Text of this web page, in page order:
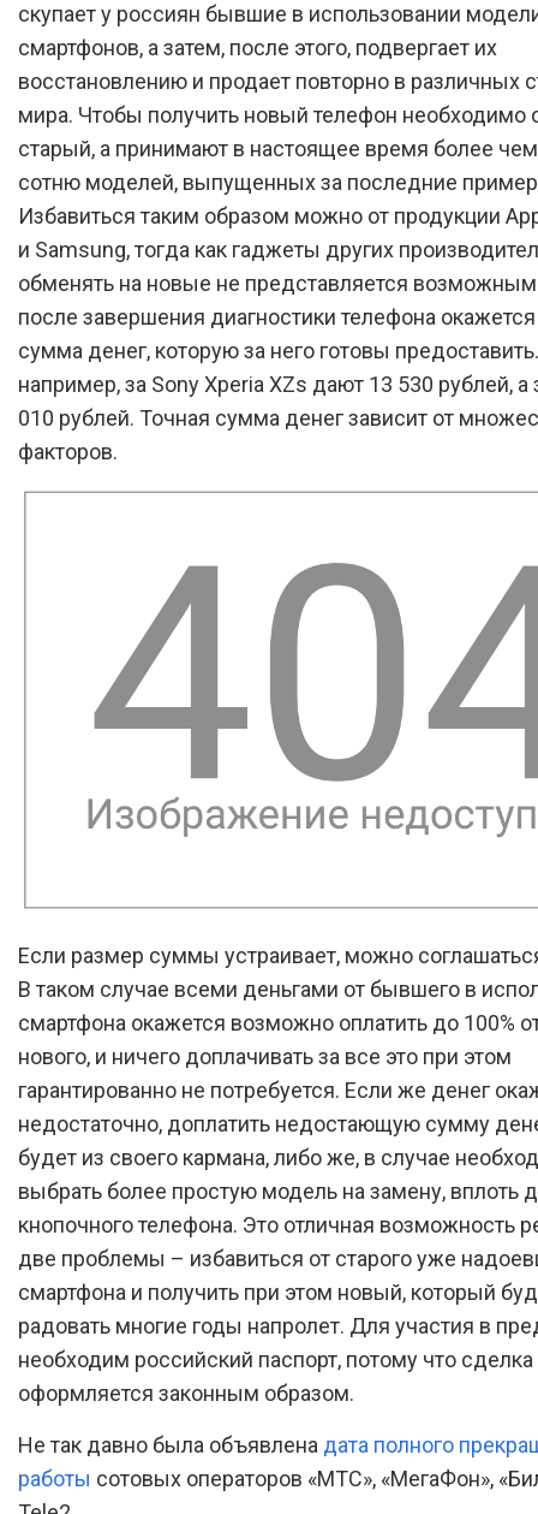
скупает у россиян бывшие в использовании
смартфонов, а затем, после этого, подвергает их
восстановлению и продает повторно в различных
мира. Чтобы получить новый телефон необходимо
старый, а принимают в настоящее время более
сотню моделей, выпущенных за последние
Избавиться таким образом можно от продукции
и Samsung, тогда как гаджеты других
обменять на новые не представляется
после завершения диагностики телефона
сумма денег, которую за него готовы
например, за Sony Xperia XZs дают 13 530 рублей, а
010 рублей. Точная сумма денег зависит от
факторов.
Если размер суммы устраивает, можно
В таком случае всеми деньгами от бывшего в
смартфона окажется возможно оплатить до 100%
нового, и ничего доплачивать за все это при этом
гарантированно не потребуется. Если же денег
недостаточно, доплатить недостающую сумму
будет из своего кармана, либо же, в случае
выбрать более простую модель на замену, вплоть
кнопочного телефона. Это отличная возможность
две проблемы – избавиться от старого уже
смартфона и получить при этом новый, который
радовать многие годы напролет. Для участия в
необходим российский паспорт, потому что сделка
оформляется законным образом.
Не так давно была объявлена дата полного
работы сотовых операторов «МТС», «МегаФон»,